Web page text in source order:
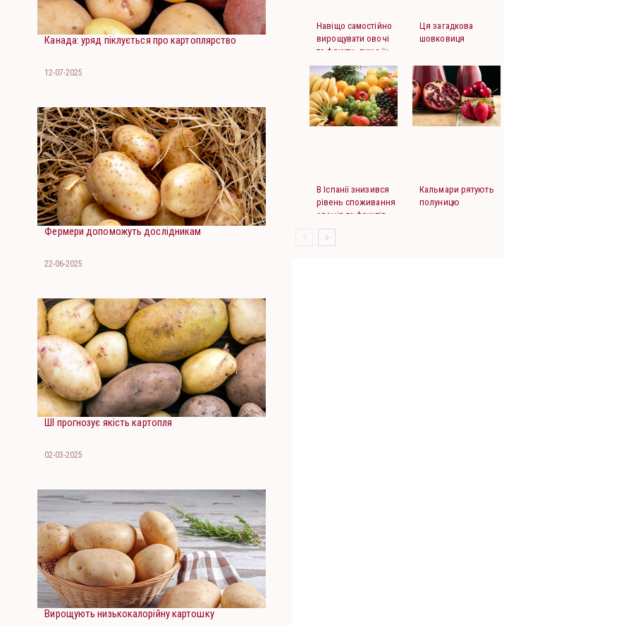
Канада: уряд піклується про картоплярство
12-07-2025
Фермери допоможуть дослідникам
22-06-2025
ШІ прогнозує якість картопля
02-03-2025
Вирощують низькокалорійну картошку
Навіщо самостійно
вирощувати овочі
та фрукти, якщо їх
можна купити...
Ця загадкова
шовковиця
В Іспанії знизився
рівень споживання
овочів та фруктів
Кальмари рятують
полуницю